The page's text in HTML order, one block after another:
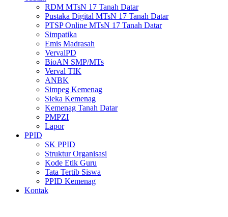
RDM MTsN 17 Tanah Datar
Pustaka Digital MTsN 17 Tanah Datar
PTSP Online MTsN 17 Tanah Datar
Simpatika
Emis Madrasah
VervalPD
BioAN SMP/MTs
Verval TIK
ANBK
Simpeg Kemenag
Sieka Kemenag
Kemenag Tanah Datar
PMPZI
Lapor
PPID
SK PPID
Struktur Organisasi
Kode Etik Guru
Tata Tertib Siswa
PPID Kemenag
Kontak